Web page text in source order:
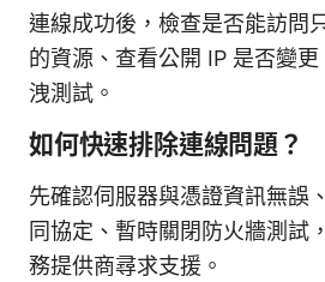
連線成功後，檢查是否能訪問
的資源、查看公開 IP 是否變
洩測試。
如何快速排除連線問題？
先確認伺服器與憑證資訊無誤
同協定、暫時關閉防火牆測試
務提供商尋求支援。